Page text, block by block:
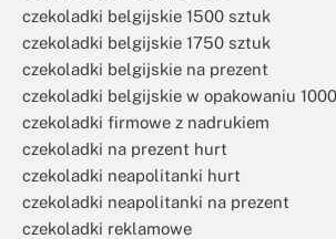
czekoladki belgijskie 1500 sztuk
czekoladki belgijskie 1750 sztuk
czekoladki belgijskie na prezent
czekoladki belgijskie w opakowaniu
czekoladki firmowe z nadrukiem
czekoladki na prezent hurt
czekoladki neapolitanki hurt
czekoladki neapolitanki na prezent
czekoladki reklamowe